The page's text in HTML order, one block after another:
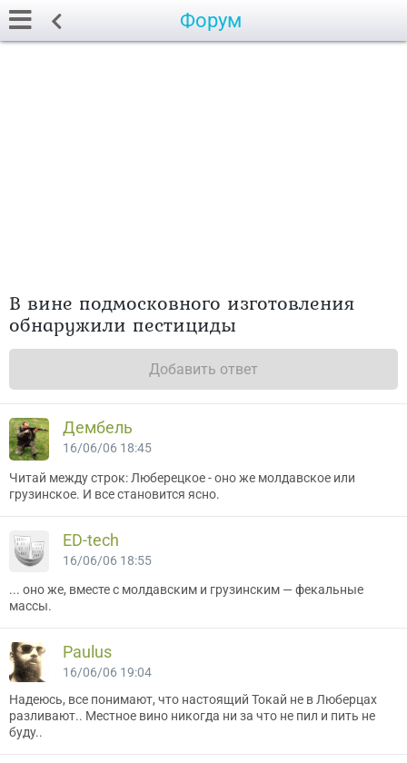
Форум
В вине подмосковного изготовления
обнаружили пестициды
Добавить ответ
Дембель
16/06/06 18:45
Читай между строк: Люберецкое - оно же молдавское или
грузинское. И все становится ясно.
ED-tech
16/06/06 18:55
... оно же, вместе с молдавским и грузинским — фекальные
массы.
Paulus
16/06/06 19:04
Надеюсь, все понимают, что настоящий Токай не в Люберцах
разливают.. Местное вино никогда ни за что не пил и пить не
буду..